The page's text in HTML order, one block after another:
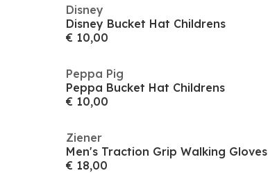
Disney
Disney Bucket Hat Childrens
€ 10,00
Peppa Pig
Peppa Bucket Hat Childrens
€ 10,00
Ziener
Men's Traction Grip Walking Gloves
€ 18,00